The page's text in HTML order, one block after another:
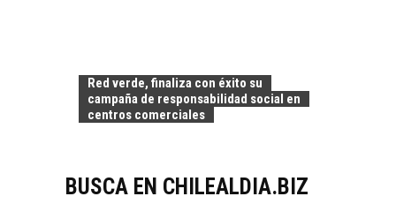
Red verde, finaliza con éxito su
campaña de responsabilidad social en
centros comerciales
BUSCA EN CHILEALDIA.BIZ
alternativas que
trascienden el
crédito…
LOS SERVICIOS
DIGITALES
EXPORTADOS DESDE
exportaciones de